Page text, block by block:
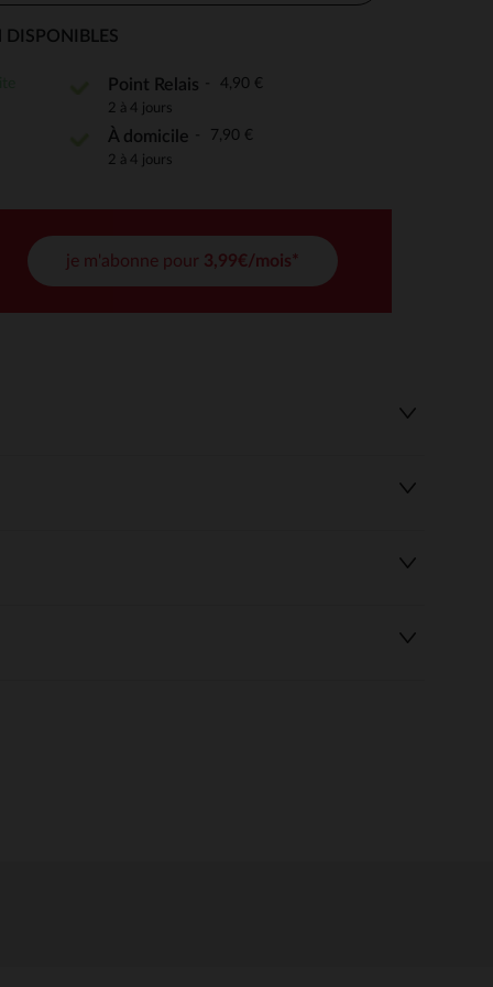
de confidentialité, en garantissant la conformité avec
Point Relais 4,90 €
2 à 4 jours
À domicile 7,90 €
2 à 4 jours
je m'abonne pour 3,99€/mois*